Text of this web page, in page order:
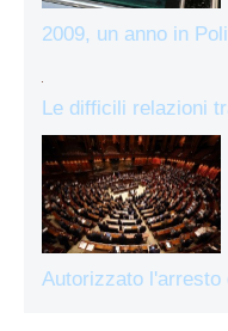
2009, un anno in
Le difficili relazioni
Autorizzato l'arresto